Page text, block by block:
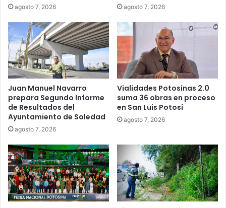
agosto 7, 2026 agosto 7, 2026
Juan Manuel Navarro
prepara Segundo Informe
de Resultados del
Ayuntamiento de Soledad
agosto 7, 2026
Vialidades Potosinas 2.0
suma 36 obras en proceso
en San Luis Potosí
agosto 7, 2026